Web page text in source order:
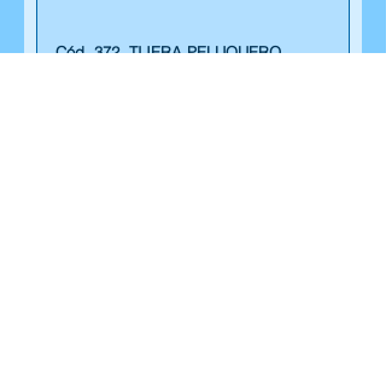
Cód. 372. TIJERA PELUQUERO